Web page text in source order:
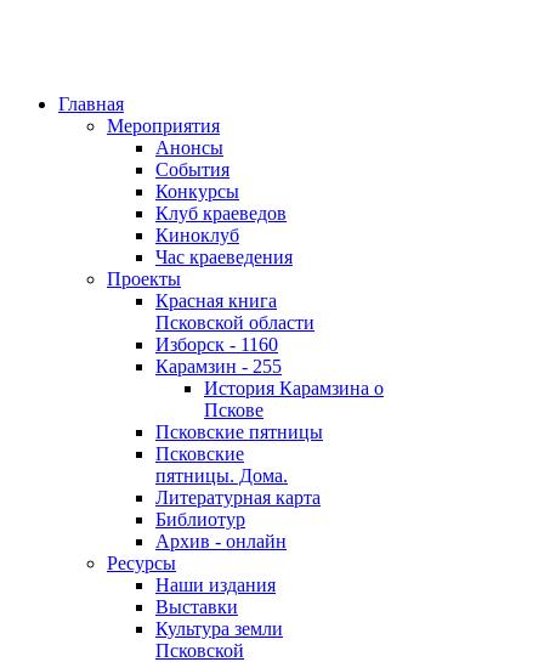
Главная
Мероприятия
Анонсы
События
Конкурсы
Клуб краеведов
Киноклуб
Час краеведения
Проекты
Красная книга
Псковской области
Изборск - 1160
Карамзин - 255
История Карамзина о
Пскове
Псковские пятницы
Псковские
пятницы. Дома.
Литературная карта
Библиотур
Архив - онлайн
Ресурсы
Наши издания
Выставки
Культура земли
Псковской